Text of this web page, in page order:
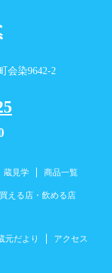
会染9642-2
蔵見学 商品一覧
える店・飲める店
元だより アクセス